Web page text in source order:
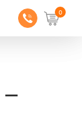
0
—